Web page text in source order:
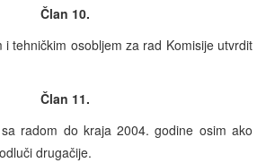
Član 10.
i tehničkim osobljem za rad Komisije utvrdit
Član 11.
radom do kraja 2004. godine osim ako
drugačije.